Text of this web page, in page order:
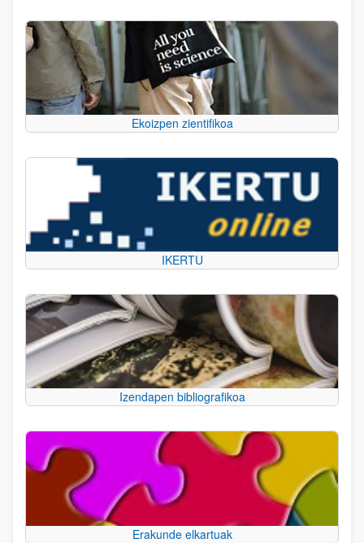
Ekoizpen zientifikoa
IKERTU
Izendapen bibliografikoa
Erakunde elkartuak